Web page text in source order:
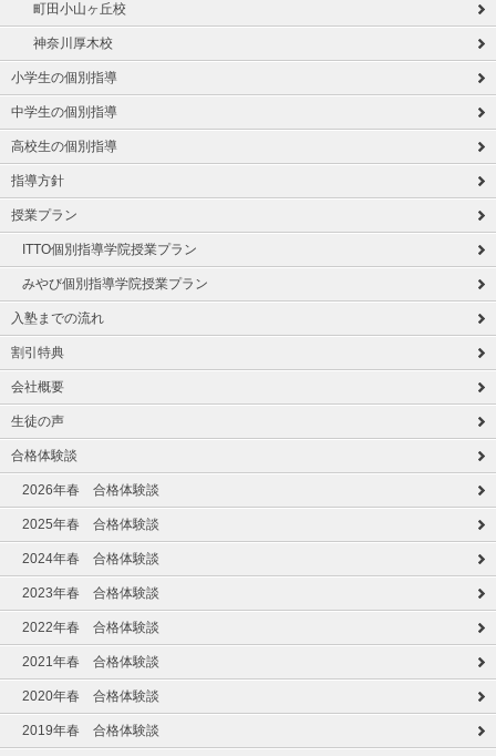
町田小山ヶ丘校
神奈川厚木校
小学生の個別指導
中学生の個別指導
高校生の個別指導
指導方針
授業プラン
ITTO個別指導学院授業プラン
みやび個別指導学院授業プラン
入塾までの流れ
割引特典
会社概要
生徒の声
合格体験談
2026年春 合格体験談
2025年春 合格体験談
2024年春 合格体験談
2023年春 合格体験談
2022年春 合格体験談
2021年春 合格体験談
2020年春 合格体験談
2019年春 合格体験談